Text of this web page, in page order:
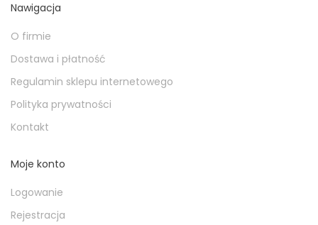
Nawigacja
O firmie
Dostawa i płatność
Regulamin sklepu internetowego
Polityka prywatności
Kontakt
Moje konto
Logowanie
Rejestracja